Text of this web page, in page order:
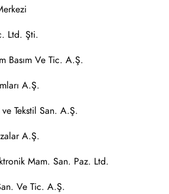
Ltd. Şti.
Basım Ve Tic. A.Ş.
A.Ş.
Tekstil San. A.Ş.
A.Ş.
Mam. San. Paz. Ltd.
Ve Tic. A.Ş.